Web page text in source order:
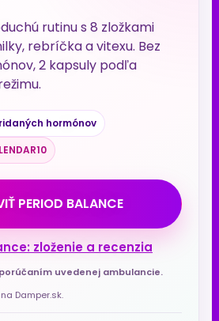
rutinu s 8 zložkami
rebríčka a vitexu. Bez
2 kapsuly podľa
hormónov
PERIOD BALANCE
zloženie a recenzia
uvedenej ambulancie.
Damper.sk.